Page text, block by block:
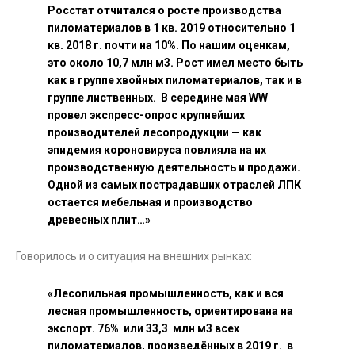
Росстат отчитался о росте производства
пиломатериалов в 1 кв. 2019 относительно 1
кв. 2018 г. почти на 10%. По нашим оценкам,
это около 10,7 млн м3. Рост имел место быть
как в группе хвойных пиломатериалов, так и в
группе лиственных. В середине мая WW
провел экспресс-опрос крупнейших
производителей лесопродукции — как
эпидемия короновируса повлияла на их
производственную деятельность и продажи.
Одной из самых пострадавших отраслей ЛПК
остается мебельная и производство
древесных плит…»
Говорилось и о ситуация на внешних рынках:
«Лесопильная промышленность, как и вся
лесная промышленность, ориентирована на
экспорт. 76% или 33,3 млн м3 всех
пиломатериалов, произведённых в 2019 г. в